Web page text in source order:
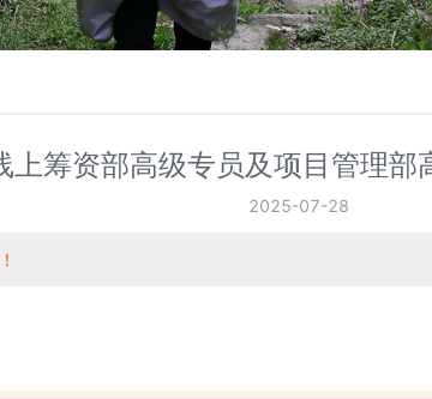
筹资部高级专员及项目管理部
2025-07-28